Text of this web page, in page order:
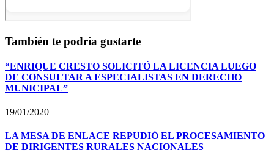
También te podría gustarte
“ENRIQUE CRESTO SOLICITÓ LA LICENCIA LUEGO
DE CONSULTAR A ESPECIALISTAS EN DERECHO
MUNICIPAL”
19/01/2020
LA MESA DE ENLACE REPUDIÓ EL PROCESAMIENTO
DE DIRIGENTES RURALES NACIONALES